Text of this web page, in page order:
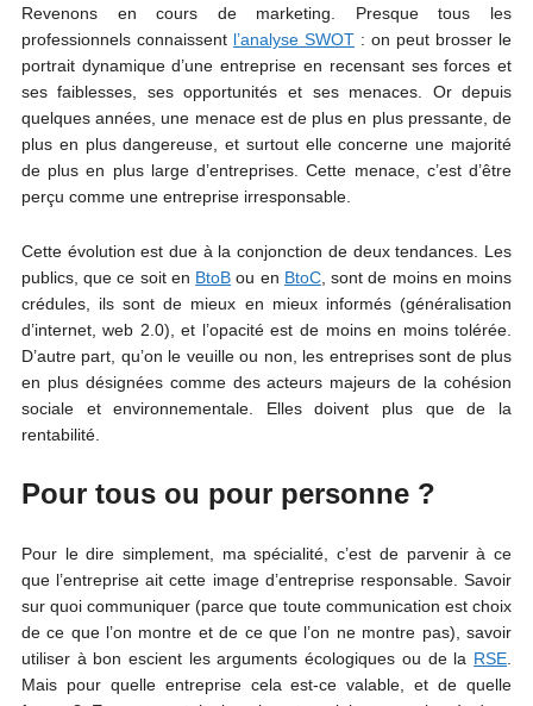
Revenons en cours de marketing. Presque tous les
professionnels connaissent l’analyse SWOT: on peut brosser le
portrait dynamique d’une entreprise en recensant ses forces et
ses faiblesses, ses opportunités et ses menaces. Or depuis
quelques années, une menace est de plus en plus pressante, de
plus en plus dangereuse, et surtout elle concerne une majorité
de plus en plus large d’entreprises. Cette menace, c’est d’être
perçu comme une entreprise irresponsable.
Cette évolution est due à la conjonction de deux tendances. Les
publics, que ce soit en BtoB ou en BtoC, sont de moins en moins
crédules, ils sont de mieux en mieux informés (généralisation
d’internet, web 2.0), et l’opacité est de moins en moins tolérée.
D’autre part, qu’on le veuille ou non, les entreprises sont de plus
en plus désignées comme des acteurs majeurs de la cohésion
sociale et environnementale. Elles doivent plus que de la
rentabilité.
Pour tous ou pour personne ?
Pour le dire simplement, ma spécialité, c’est de parvenir à ce
que l’entreprise ait cette image d’entreprise responsable. Savoir
sur quoi communiquer (parce que toute communication est choix
de ce que l’on montre et de ce que l’on ne montre pas), savoir
utiliser à bon escient les arguments écologiques ou de la RSE
Mais pour quelle entreprise cela est-ce valable, et de quelle